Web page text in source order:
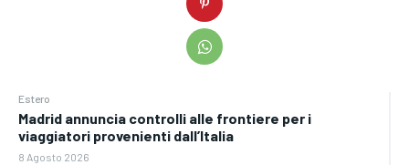
Estero
Madrid annuncia controlli alle frontiere per i
viaggiatori provenienti dall’Italia
8 Agosto 2026